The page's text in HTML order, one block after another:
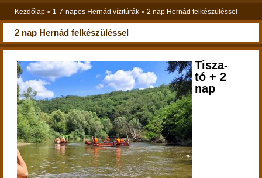
Kezdőlap » 1-7-napos Hernád vízitúrák » 2 nap Hernád felkészüléssel
2 nap Hernád felkészüléssel
Tisza-
tó + 2
nap